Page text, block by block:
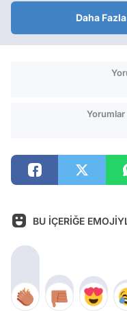
Daha
Yorumlar
BU İÇERİĞE